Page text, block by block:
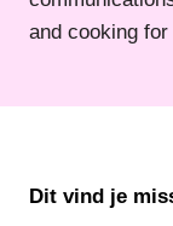
and cooking
Dit vind je